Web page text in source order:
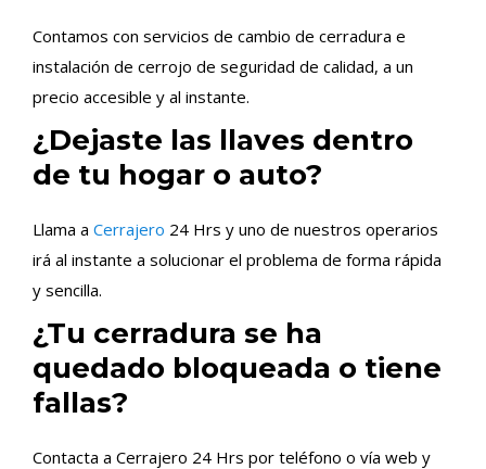
Contamos con servicios de cambio de cerradura e
instalación de cerrojo de seguridad de calidad, a un
precio accesible y al instante.
¿Dejaste las llaves dentro
de tu hogar o auto?
Llama a Cerrajero 24 Hrs y uno de nuestros operarios
irá al instante a solucionar el problema de forma rápida
y sencilla.
¿Tu cerradura se ha
quedado bloqueada o tiene
fallas?
Contacta a Cerrajero 24 Hrs por teléfono o vía web y